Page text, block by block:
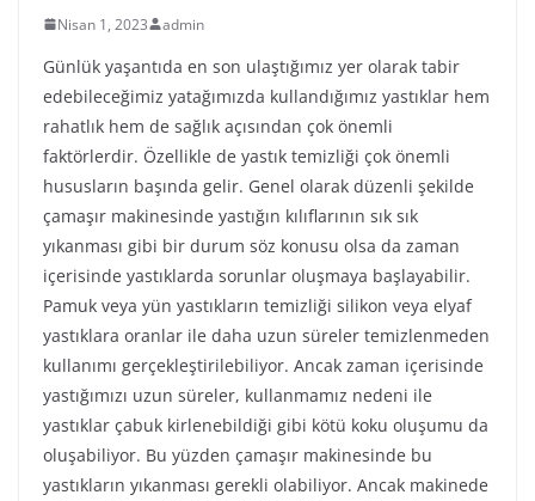
Nisan 1, 2023 admin
Günlük yaşantıda en son ulaştığımız yer olarak tabir
edebileceğimiz yatağımızda kullandığımız yastıklar hem
rahatlık hem de sağlık açısından çok önemli
faktörlerdir. Özellikle de yastık temizliği çok önemli
hususların başında gelir. Genel olarak düzenli şekilde
çamaşır makinesinde yastığın kılıflarının sık sık
yıkanması gibi bir durum söz konusu olsa da zaman
içerisinde yastıklarda sorunlar oluşmaya başlayabilir.
Pamuk veya yün yastıkların temizliği silikon veya elyaf
yastıklara oranlar ile daha uzun süreler temizlenmeden
kullanımı gerçekleştirilebiliyor. Ancak zaman içerisinde
yastığımızı uzun süreler, kullanmamız nedeni ile
yastıklar çabuk kirlenebildiği gibi kötü koku oluşumu da
oluşabiliyor. Bu yüzden çamaşır makinesinde bu
yastıkların yıkanması gerekli olabiliyor. Ancak makinede